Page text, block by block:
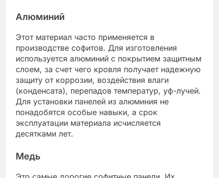
Алюминий
Этот материал часто применяется в
производстве софитов. Для изготовления
используется алюминий с покрытием защитным
слоем, за счет чего кровля получает надежную
защиту от коррозии, воздействия влаги
(конденсата), перепадов температур, уф-лучей.
Для установки панелей из алюминия не
понадобятся особые навыки, а срок
эксплуатации материала исчисляется
десятками лет.
Медь